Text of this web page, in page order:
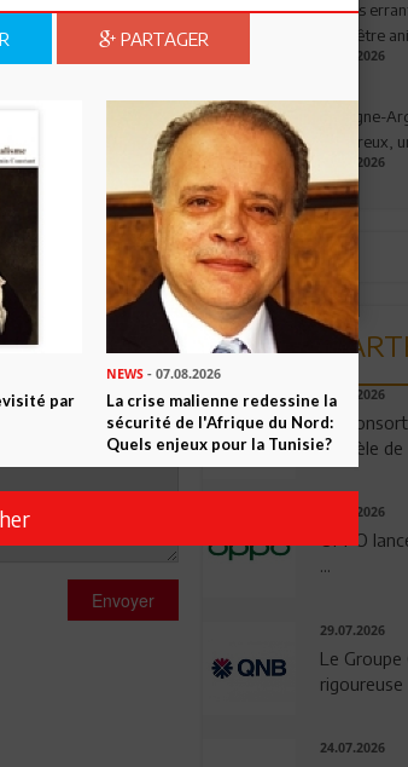
Commentaires
Envoyer
Chiens
bien-être
17.07.2026
Espagne-
valeureux,
19.07.2026
06.08.2026
Un
modèle de
04.08.2026
OPPO
...
29.07.2026
Le Groupe
rigoureuse ...
24.07.2026
PARTAGER
par
NEWS- 07.08.2026
La crise malienne redessine la
sécurité de l'Afrique du Nord:
Quels enjeux pour la Tunisie?